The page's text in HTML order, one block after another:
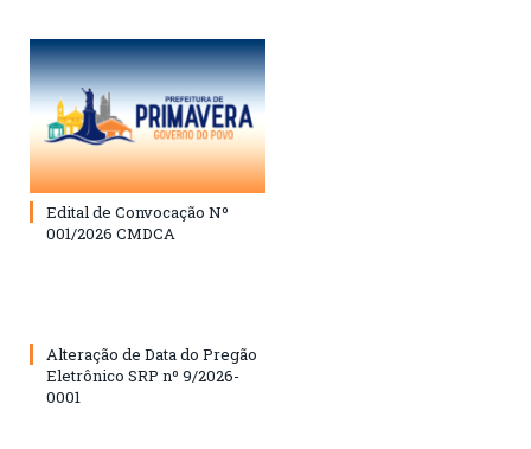
Edital de Convocação Nº
001/2026 CMDCA
Alteração de Data do Pregão
Eletrônico SRP nº 9/2026-
0001